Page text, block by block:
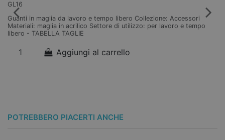
GL16
Guanti in maglia da lavoro e tempo libero Collezione: Accessori
Materiali: maglia in acrilico Settore di utilizzo: per lavoro e tempo
libero - TABELLA TAGLIE
Aggiungi al carrello
POTREBBERO PIACERTI ANCHE